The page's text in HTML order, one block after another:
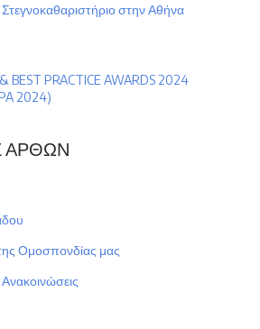
στην Αθήνα
BEST PRACTICE AWARDS 2024
2024)
ΆΡΘΩΝ
Ομοσπονδίας μας